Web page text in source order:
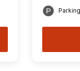
Parking